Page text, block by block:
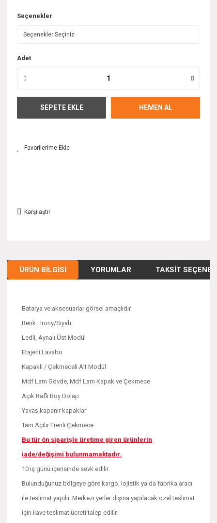
Seçenekler
Adet
SEPETE EKLE HEMEN AL
Karşılaştır
ÜRÜN BILGISI YORUMLAR TAKSIT
Batarya ve aksesuarlar görsel amaçlıdır.
Renk : Irony/Siyah
Ledli, Aynalı Üst Modül
Etajerli Lavabo
Kapaklı / Çekmeceli Alt Modül
Mdf Lam Gövde, Mdf Lam Kapak ve Çekmece
Açık Raflı Boy Dolap
Yavaş kapanır kapaklar
Tam Açılır Frenli Çekmece
Bu tür ön siparişle üretime giren ürünlerin
iade/değişimi bulunmamaktadır.
10 iş günü içerisinde sevk edilir.
Bulunduğunuz bölgeye göre kargo, lojistik ya da fabrika aracı
ile teslimat yapılır. Merkezi yerler dışına yapılacak özel teslimat
için ilave teslimat ücreti talep edilir.